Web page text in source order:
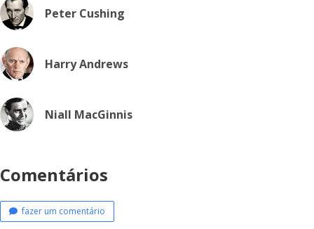
Peter Cushing
Harry Andrews
Niall MacGinnis
Comentários
fazer um comentário